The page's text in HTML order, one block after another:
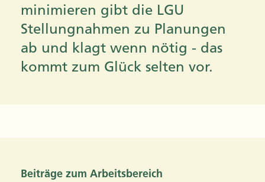
minimieren gibt die LGU
Stellungnahmen zu Planungen
ab und klagt wenn nötig - das
kommt zum Glück selten vor.
Beiträge zum Arbeitsbereich